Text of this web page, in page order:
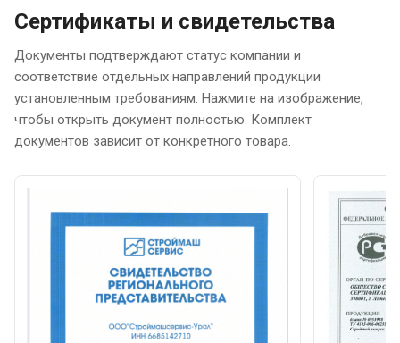
Сертификаты и свидетельства
Документы подтверждают статус компании и
соответствие отдельных направлений продукции
установленным требованиям. Нажмите на изображение,
чтобы открыть документ полностью. Комплект
документов зависит от конкретного товара.